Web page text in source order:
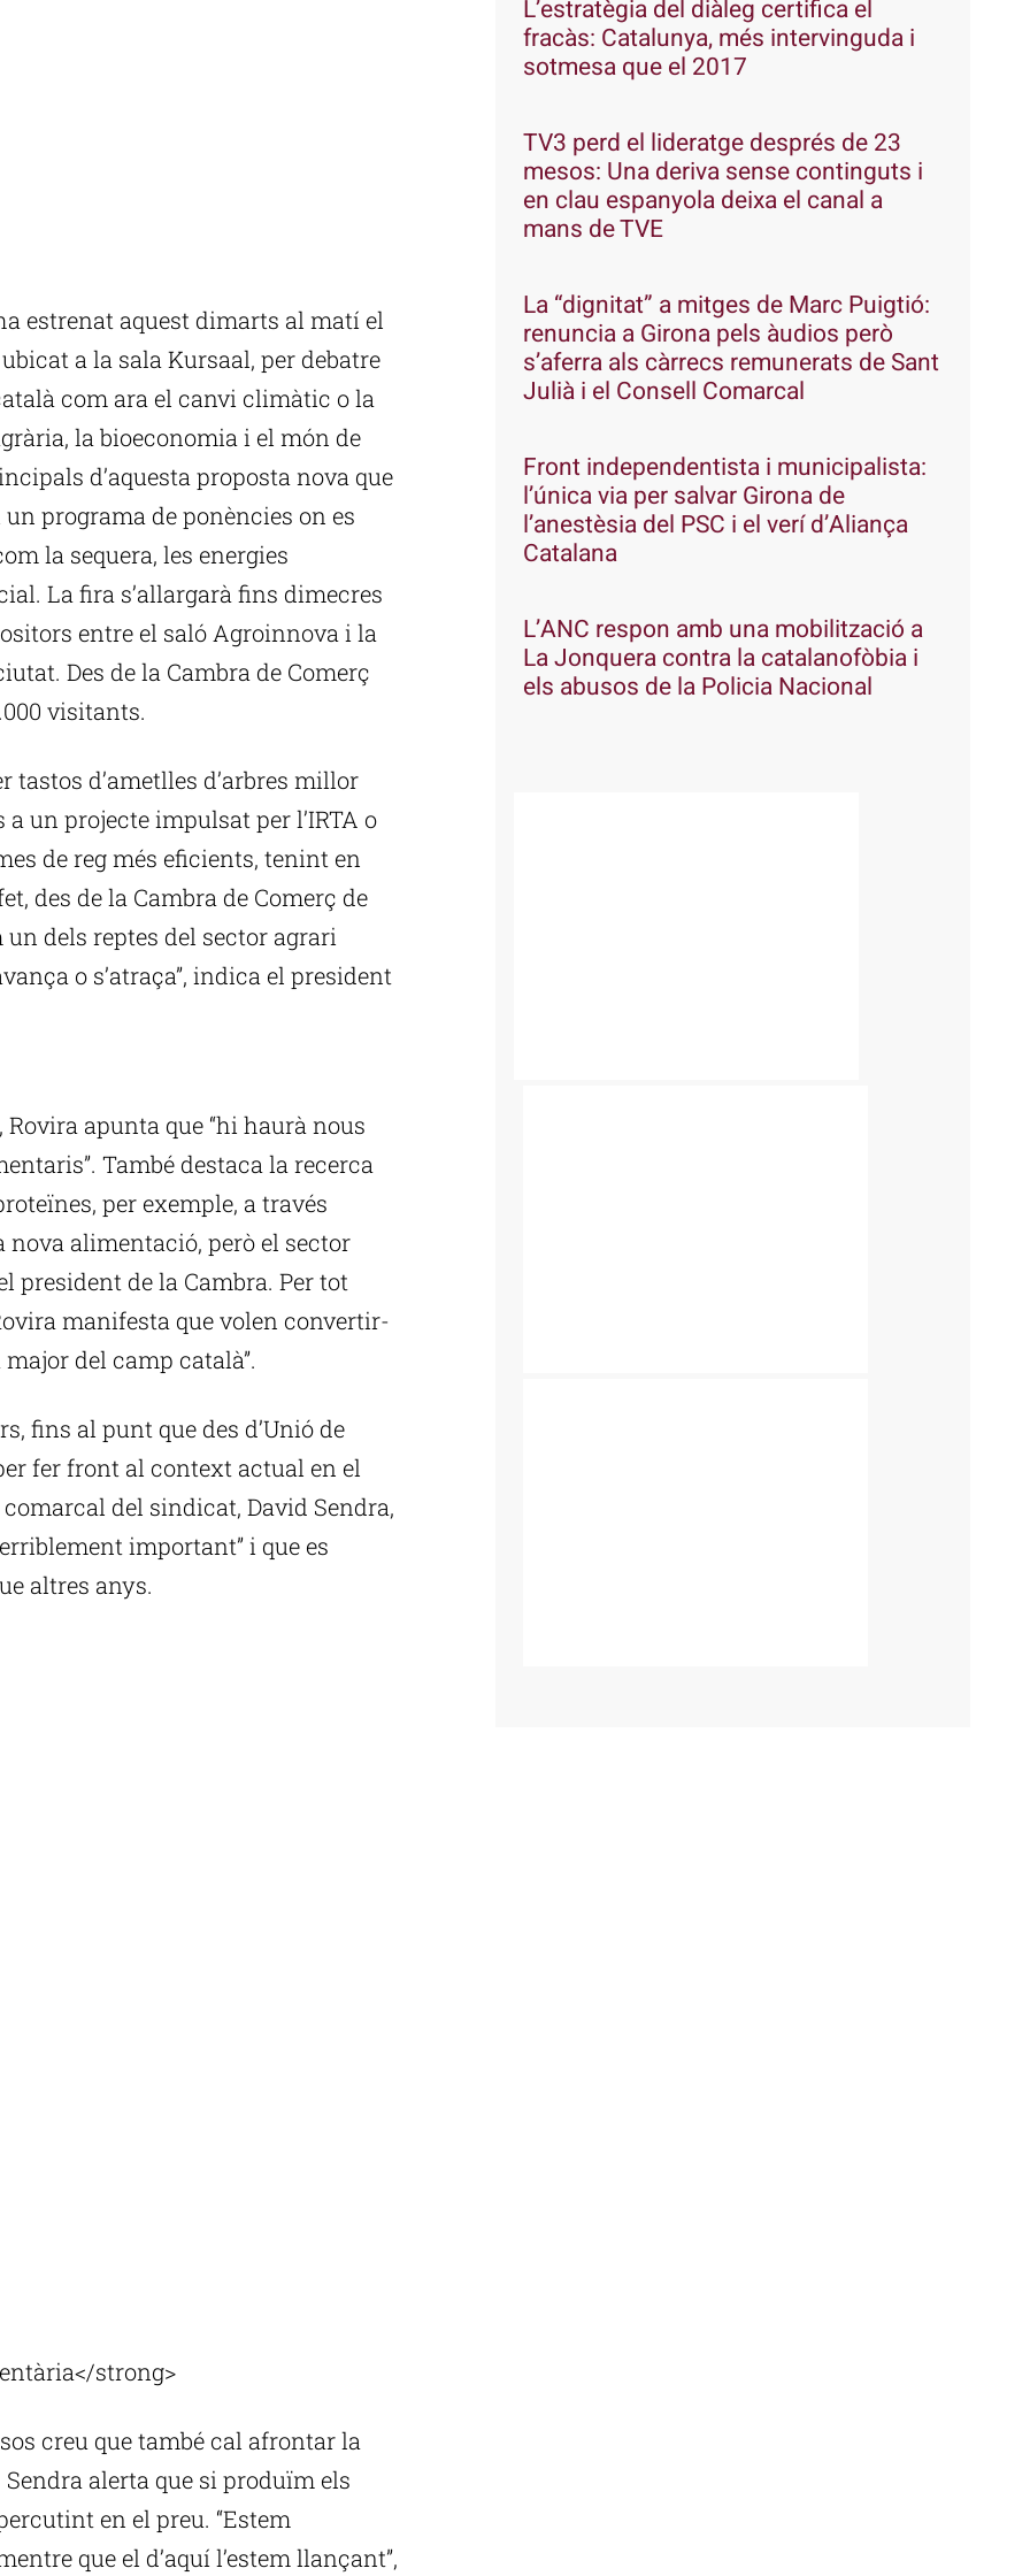
estrenat aquest dimarts al matí el
a la sala Kursaal, per debatre
com ara el canvi climàtic o la
la bioeconomia i el món de
d’aquesta proposta nova que
programa de ponències on es
la sequera, les energies
La fira s’allargarà fins dimecres
entre el saló Agroinnova i la
Des de la Cambra de Comerç
visitants.
d’ametlles d’arbres millor
un projecte impulsat per l’IRTA o
de reg més eficients, tenint en
des de la Cambra de Comerç de
dels reptes del sector agrari
o s’atraça”, indica el president
apunta que “hi haurà nous
També destaca la recerca
per exemple, a través
nova alimentació, però el sector
president de la Cambra. Per tot
manifesta que volen convertir-
del camp català”.
fins al punt que des d’Unió de
fer front al context actual en el
del sindicat, David Sendra,
important” i que es
altres anys.
strong>
creu que també cal afrontar la
alerta que si produïm els
en el preu. “Estem
que el d’aquí l’estem llançant”,
L’estratègia del diàleg certifica el
fracàs: Catalunya, més intervinguda i
sotmesa que el 2017
TV3 perd el lideratge després de 23
mesos: Una deriva sense continguts i
en clau espanyola deixa el canal a
mans de TVE
La “dignitat” a mitges de Marc Puigtió:
renuncia a Girona pels àudios però
s’aferra als càrrecs remunerats de Sant
Julià i el Consell Comarcal
Front independentista i municipalista:
l’única via per salvar Girona de
l’anestèsia del PSC i el verí d’Aliança
Catalana
L’ANC respon amb una mobilització a
La Jonquera contra la catalanofòbia i
els abusos de la Policia Nacional